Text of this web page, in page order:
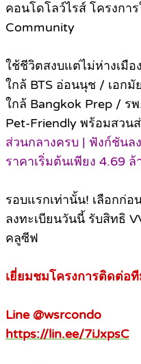
คอนโดโลว์ไรส์ โครงกา
Community
ใช้ชีวิตสงบแต่ไม่ห่างเมือง
ใกล้ BTS อ่อนนุช / เอก
ใกล้ Bangkok Prep / ร
Pet-Friendly พร้อมสวน
ส่วนกลางครบ | ฟังก์ชันล
ราคาเริ่มต้นเพียง 4.69 ล้
รอบแรกเท่านั้น! เลือกก่อ
ลงทะเบียนวันนี้ รับสิทธิ
คลูซีฟ
เยี่ยมชมโครงการติดต่อ
Line @wsrcondo
https://lin.ee/7iJxpsC